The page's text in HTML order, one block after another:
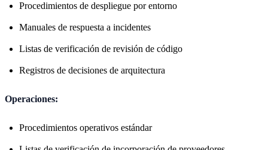
Procedimientos de despliegue por entorno
Manuales de respuesta a incidentes
Listas de verificación de revisión de código
Registros de decisiones de arquitectura
Operaciones:
Procedimientos operativos estándar